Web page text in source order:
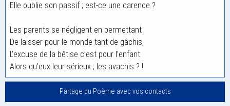
Elle oublie son passif ; est-ce une carence ?
Les parents se négligent en permettant
De laisser pour le monde tant de gâchis,
L’excuse de la bêtise c’est pour l’enfant
Alors qu’eux leur sérieux ; les avachis ? !
Partage du Poème avec vos contacts